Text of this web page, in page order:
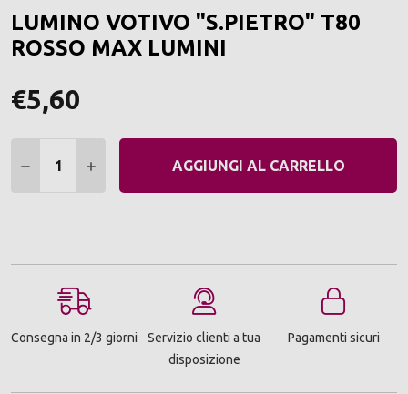
LUMINO VOTIVO "S.PIETRO" T80
ROSSO MAX LUMINI
€5,60
DIMINUIRE QUANTITÀ:
AUMENTARE QUANTITÀ:
AGGIUNGI AL CARRELLO
Consegna in 2/3 giorni
Servizio clienti a tua
disposizione
Pagamenti sicuri